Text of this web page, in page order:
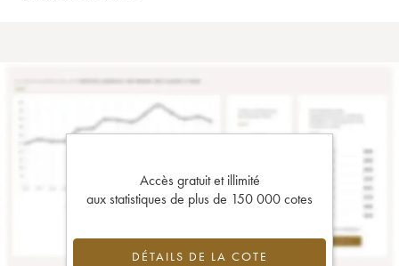
Accès gratuit et illimité
aux statistiques de plus de 150 000 cotes
DÉTAILS DE LA COTE